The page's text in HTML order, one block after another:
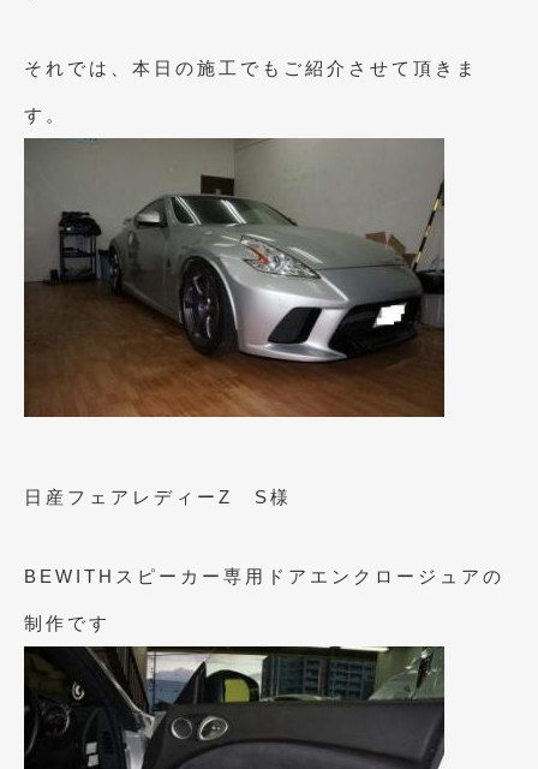
2024年1月(1)
2023年10月 (2)
2023年9月(1)
2023年8月(2)
2023年4月(1)
2022年12月 (1)
2022年8月 (1)
2022年1月(3)
2021年12月
2021年8月(2)
2021年7月(7)
それでは、本日の施工でもご紹介させて頂きま
す。
日産フェアレディーZ S様
BEWITHスピーカー専用ドアエンクロージュアの
制作です